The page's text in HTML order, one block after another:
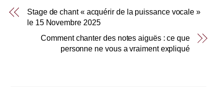
Stage de chant « acquérir de la puissance vocale »
le 15 Novembre 2025
Comment chanter des notes aiguës : ce que
personne ne vous a vraiment expliqué